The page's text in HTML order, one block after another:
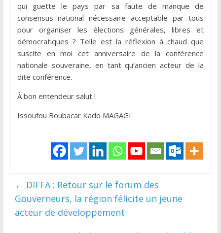
qui guette le pays par sa faute de manque de
consensus national nécessaire acceptable par tous
pour organiser les élections générales, libres et
démocratiques ? Telle est la réflexion à chaud que
suscite en moi cet anniversaire de la conférence
nationale souveraine, en tant qu’ancien acteur de la
dite conférence.
À bon entendeur salut !
Issoufou Boubacar Kado MAGAGI.
← DIFFA : Retour sur le forum des
Gouverneurs, la région félicite un jeune
acteur de développement